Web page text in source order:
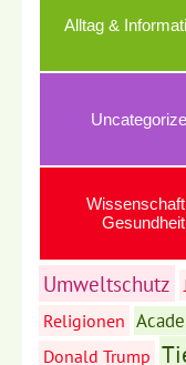
Alltag &
Gesundheit
Umweltschutz
Religionen
Donald Trump